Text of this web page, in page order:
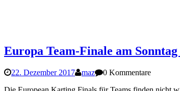
Europa Team-Finale am
22. Dezember 2017 maz
0 Kommentare